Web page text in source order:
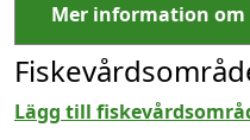
Mer information om
Lägg till